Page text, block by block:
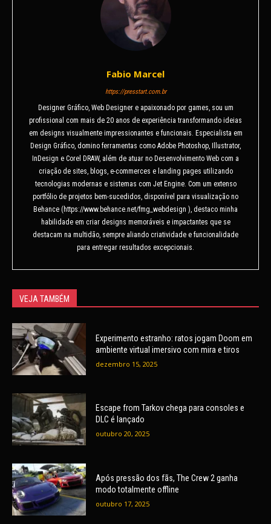
Fabio Marcel
https://presstart.com.br
Designer Gráfico, Web Designer e apaixonado por games, sou um
profissional com mais de 20 anos de experiência transformando ideias
em designs visualmente impressionantes e funcionais. Especialista em
Design Gráfico, domino ferramentas como Adobe Photoshop, Illustrator,
InDesign e Corel DRAW, além de atuar no Desenvolvimento Web com a
criação de sites, blogs, e-commerces e landing pages utilizando
tecnologias modernas e sistemas com Jet Engine. Com um extenso
portfólio de projetos bem-sucedidos, disponível para visualização no
Behance (https://www.behance.net/fmg_webdesign ), destaco minha
habilidade em criar designs memoráveis e impactantes que se
destacam na multidão, sempre aliando criatividade e funcionalidade
para entregar resultados excepcionais.
VEJA TAMBÉM
Experimento estranho: ratos jogam Doom em
ambiente virtual imersivo com mira e tiros
dezembro 15, 2025
Escape from Tarkov chega para consoles e
DLC é lançado
outubro 20, 2025
Após pressão dos fãs, The Crew 2 ganha
modo totalmente offline
outubro 17, 2025